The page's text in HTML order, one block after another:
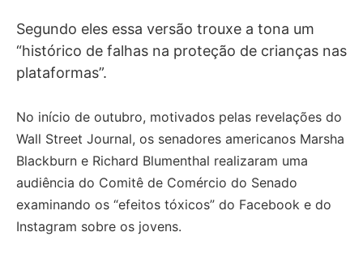
Segundo eles essa versão trouxe a tona um
“histórico de falhas na proteção de crianças nas
plataformas”.
No início de outubro, motivados pelas revelações do
Wall Street Journal, os senadores americanos Marsha
Blackburn e Richard Blumenthal realizaram uma
audiência do Comitê de Comércio do Senado
examinando os “efeitos tóxicos” do Facebook e do
Instagram sobre os jovens.